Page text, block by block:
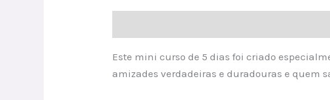
Este mini curso de 5 dias foi criado
amizades verdadeiras e duradouras e quem